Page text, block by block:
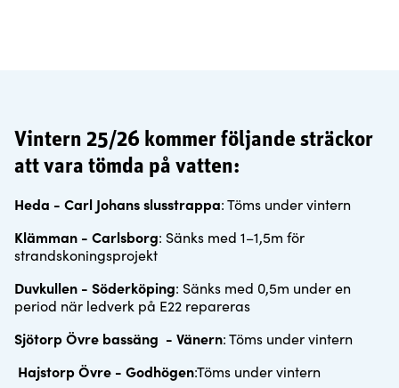
Vintern 25/26 kommer följande sträckor
att vara tömda på vatten:
Heda - Carl Johans slusstrappa: Töms under vintern
Klämman - Carlsborg: Sänks med 1–1,5m för
strandskoningsprojekt
Duvkullen - Söderköping: Sänks med 0,5m under en
period när ledverk på E22 repareras
Sjötorp Övre bassäng - Vänern: Töms under vintern
Hajstorp Övre - Godhögen:Töms under vintern